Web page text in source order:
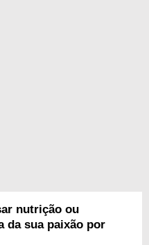
nutrição ou
da sua paixão por